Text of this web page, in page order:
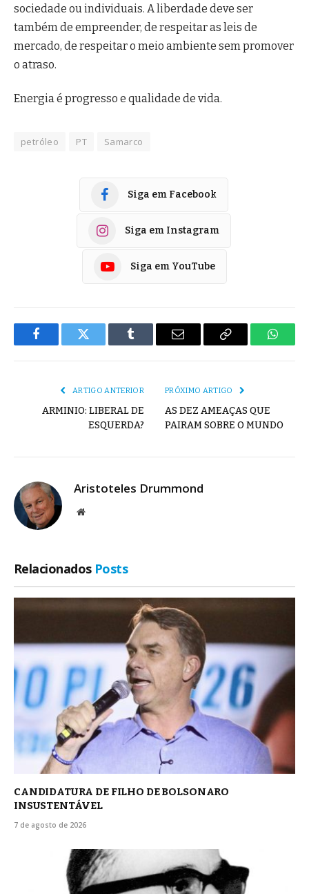
sociedade ou individuais. A liberdade deve ser
também de empreender, de respeitar as leis de
mercado, de respeitar o meio ambiente sem promover
o atraso.
Energia é progresso e qualidade de vida.
petróleo PT Samarco
Siga em Facebook
Siga em Instagram
Siga em YouTube
FacebookTwitter Tumblr
E-
Copiar
ARTIGO ANTERIOR
ARMINIO: LIBERAL DE
ESQUERDA?
PRÓXIMO ARTIGO
AS DEZ AMEAÇAS QUE
PAIRAM SOBRE O MUNDO
Aristoteles Drummond
Site
Relacionados Posts
CANDIDATURA DE FILHO DE BOLSONARO
INSUSTENTÁVEL
7 de agosto de 2026